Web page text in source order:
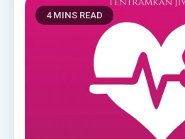
4 MINS READ